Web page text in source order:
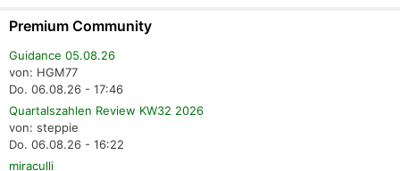
Premium Community
Guidance 05.08.26
von: HGM77
Do. 06.08.26 - 17:46
Quartalszahlen Review KW32 2026
von: steppie
Do. 06.08.26 - 16:22
miraculli